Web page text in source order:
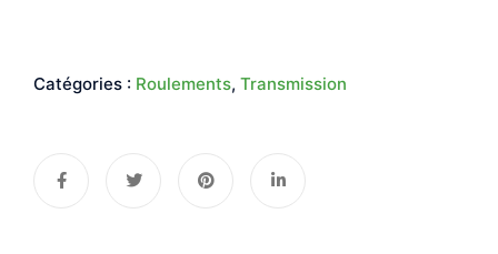
Catégories : Roulements, Transmission